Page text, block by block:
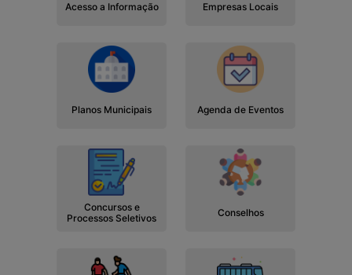
Acesso a Informação Empresas Locais
Planos Municipais Agenda de Eventos
Concursos e
Processos Seletivos
Conselhos